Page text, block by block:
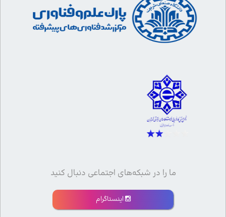
ما را در شبکه‌های اجتماعی دنبال کنید
اینستاگرام